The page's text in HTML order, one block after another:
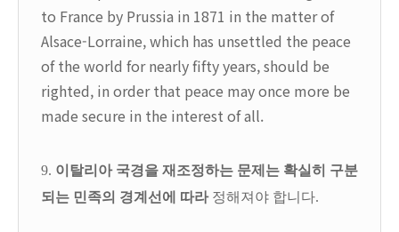
to France by Prussia in 1871 in the matter of
Alsace-Lorraine, which has unsettled the peace
of the world for nearly fifty years, should be
righted, in order that peace may once more be
made secure in the interest of all.
9. 이탈리아 국경을 재조정하는 문제는 확실히 구분
되는 민족의 경계선에 따라정해져야 합니다.